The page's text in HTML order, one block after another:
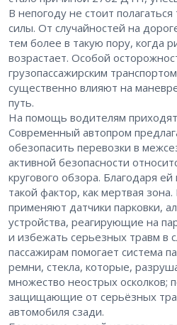
В непогоду не стоит
силы. От случайностей на
тем более в такую пору, когда
возрастает. Особой
грузопассажирским
существенно влияют на
путь.
На помощь водителям
Современный автопром
обезопасить перевозки в
активной безопасности
кругового обзора. Благодаря
такой фактор, как мертвая
применяют датчики парковки,
устройства, реагирующие на
и избежать серьезных травм в
пассажирам помогает система
ремни, стекла, которые,
множество неострых осколков;
защищающие от серьёзных
автомобиля сзади.